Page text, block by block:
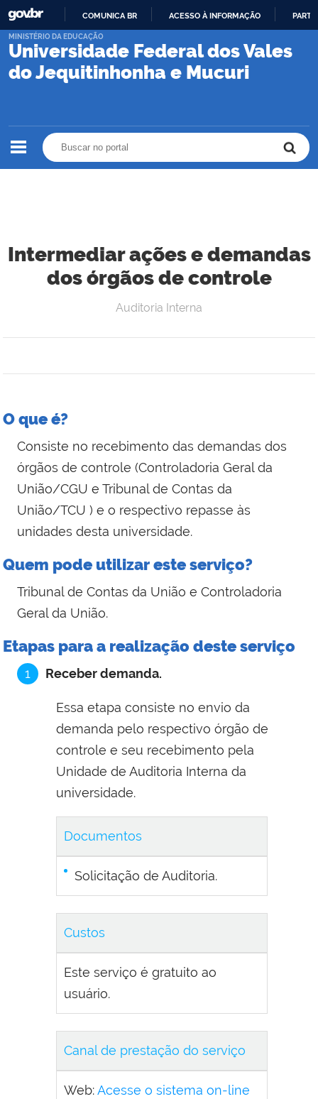
PARA
CONTEÚDO
COMUNICA BR ACESSO À INFORMAÇÃO
Universidade Federal dos Vales
do Jequitinhonha e Mucuri
MINISTÉRIO DA EDUCAÇÃO
Intermediar ações e demandas
dos órgãos de controle
Auditoria Interna
O que é?
Consiste no recebimento das demandas dos
órgãos de controle (Controladoria Geral da
União/CGU e Tribunal de Contas da
União/TCU ) e o respectivo repasse às
unidades desta universidade.
Quem pode utilizar este serviço?
Tribunal de Contas da União e Controladoria
Geral da União.
Etapas para a realização deste serviço
1 Receber demanda.
Essa etapa consiste no envio da
demanda pelo respectivo órgão de
controle e seu recebimento pela
Unidade de Auditoria Interna da
universidade.
Documentos
Solicitação de Auditoria.
Custos
Este serviço é gratuito ao
usuário.
Canal de prestação do serviço
Web:Acesse o sistema on-line